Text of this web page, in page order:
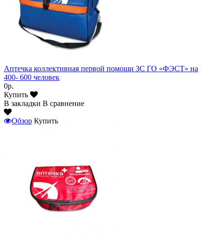
Аптечка коллективная первой помощи ЗС ГО «ФЭСТ» на
400- 600 человек
0р.
Купить
В закладки В сравнение
Обзор Купить